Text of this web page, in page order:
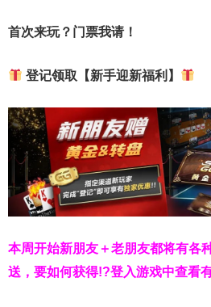
首次来玩？门票我请！
登记领取【新手迎新福利】
本周开始新朋友＋老朋友都将有各
送，要如何获得!?登入游戏中查看